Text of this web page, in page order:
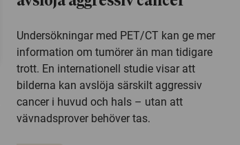
Undersökningar med PET/CT kan ge mer
information om tumörer än man tidigare
trott. En internationell studie visar att
bilderna kan avslöja särskilt aggressiv
cancer i huvud och hals – utan att
vävnadsprover behöver tas.